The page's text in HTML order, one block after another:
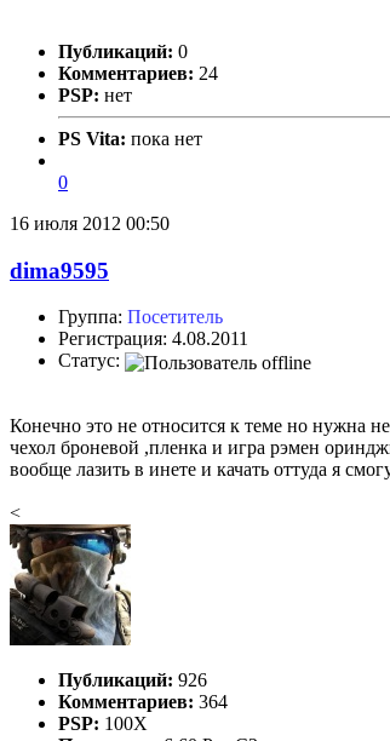
Публикаций: 0
Комментариев: 24
PSP: нет
PS Vita: пока нет
0
16 июля 2012 00:50
dima9595
Группа: Посетитель
Регистрация: 4.08.2011
Статус:
Конечно это не относится к теме но нужна
чехол броневой ,пленка и игра рэмен
вообще лазить в инете и качать оттуда я
<
Публикаций: 926
Комментариев: 364
PSP: 100X